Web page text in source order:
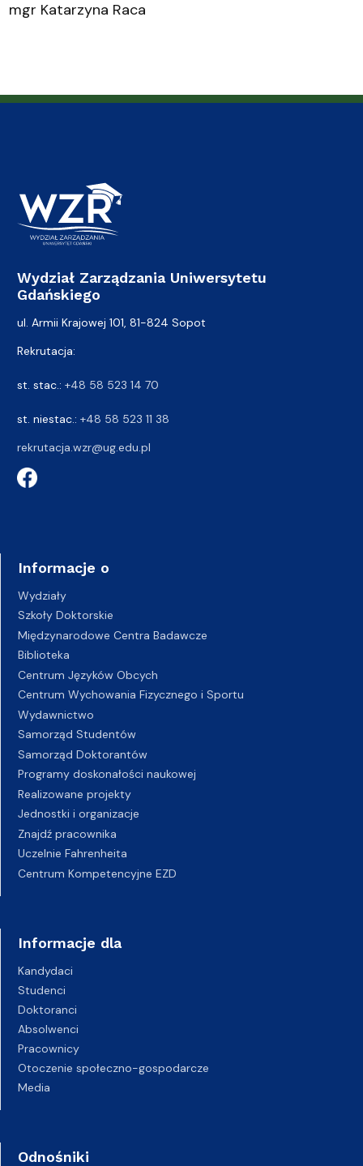
mgr Katarzyna Raca
Wydział Zarządzania Uniwersytetu
Gdańskiego
ul. Armii Krajowej 101, 81-824 Sopot
Rekrutacja:
st. stac.: +48 58 523 14 70
st. niestac.: +48 58 523 11 38
rekrutacja.wzr@ug.edu.pl
Informacje o
Wydziały
Szkoły Doktorskie
Międzynarodowe Centra Badawcze
Biblioteka
Centrum Języków Obcych
Centrum Wychowania Fizycznego i Sportu
Wydawnictwo
Samorząd Studentów
Samorząd Doktorantów
Programy doskonałości naukowej
Realizowane projekty
Jednostki i organizacje
Znajdź pracownika
Uczelnie Fahrenheita
Centrum Kompetencyjne EZD
Informacje dla
Kandydaci
Studenci
Doktoranci
Absolwenci
Pracownicy
Otoczenie społeczno-gospodarcze
Media
Odnośniki